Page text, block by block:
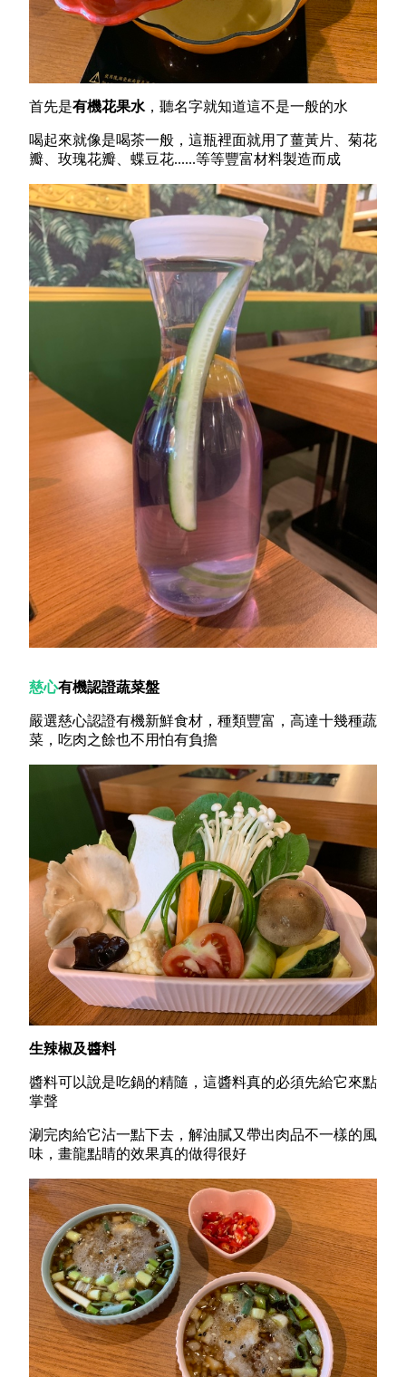
首先是有機花果水 ，聽名字就知道這不是一般的水
喝起來就像是喝茶一般， 這瓶裡面就用了薑黃片、菊花
瓣、玫瑰花瓣、蝶豆花......等等豐富材料製造而成
慈心有機認證蔬菜盤
嚴選慈心認證有機新鮮食材，種類豐富，高達十幾種蔬
菜，吃肉之餘也不用怕有負擔
生辣椒及醬料
醬料可以說是吃鍋的精隨，這醬料真的必須先給它來點
掌聲
涮完肉給它沾一點下去，解油膩又帶出肉品不一樣的風
味，畫龍點睛的效果真的做得很好